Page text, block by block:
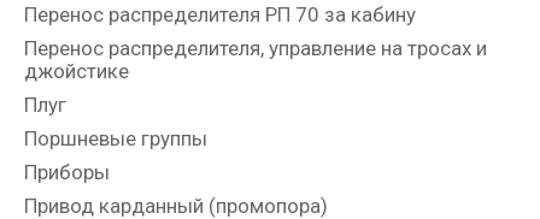
Перенос распределителя РП 70 за кабину
Перенос распределителя, управление на тросах и
джойстике
Плуг
Поршневые группы
Приборы
Привод карданный (промопора)